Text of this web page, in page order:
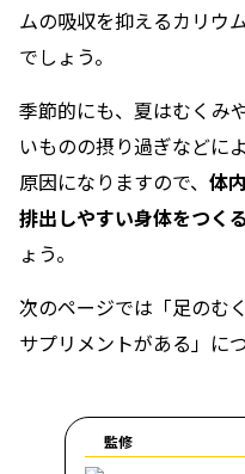
ムの吸収を抑えるカリウ
でしょう。
季節的にも、夏はむくみ
いものの摂り過ぎなどに
原因になりますので、 体
排出しやすい身体をつくる
ょう。
次のページでは「足のむ
サプリメントがある」に
監修